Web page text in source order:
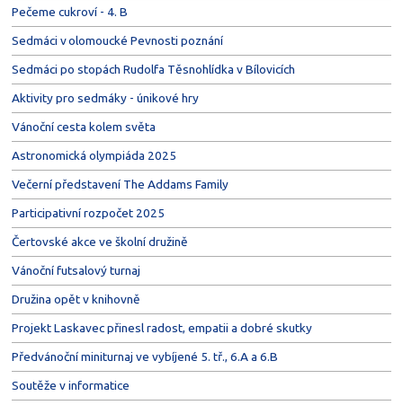
Pečeme cukroví - 4. B
Sedmáci v olomoucké Pevnosti poznání
Sedmáci po stopách Rudolfa Těsnohlídka v Bílovicích
Aktivity pro sedmáky - únikové hry
Vánoční cesta kolem světa
Astronomická olympiáda 2025
Večerní představení The Addams Family
Participativní rozpočet 2025
Čertovské akce ve školní družině
Vánoční futsalový turnaj
Družina opět v knihovně
Projekt Laskavec přinesl radost, empatii a dobré skutky
Předvánoční miniturnaj ve vybíjené 5. tř., 6.A a 6.B
Soutěže v informatice